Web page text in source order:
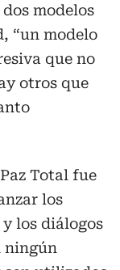
modelos
“un modelo
que no
otros que
Total fue
los
los diálogos
ningún